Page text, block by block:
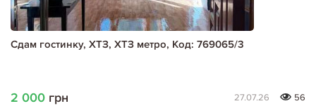
Сдам гостинку, ХТЗ, ХТЗ метро, Код: 769065/3
2 000 грн 27.07.26
56